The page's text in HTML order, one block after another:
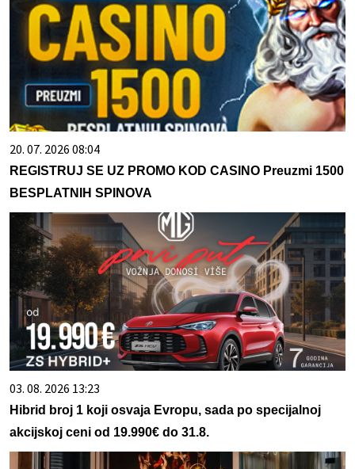
20. 07. 2026 08:04
REGISTRUJ SE UZ PROMO KOD CASINO Preuzmi 1500
BESPLATNIH SPINOVA
03. 08. 2026 13:23
Hibrid broj 1 koji osvaja Evropu, sada po specijalnoj
akcijskoj ceni od 19.990€ do 31.8.